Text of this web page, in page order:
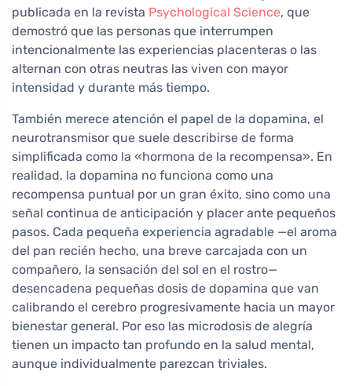
publicada en la revista Psychological Science, que
demostró que las personas que interrumpen
intencionalmente las experiencias placenteras o las
alternan con otras neutras las viven con mayor
intensidad y durante más tiempo.
También merece atención el papel de la dopamina, el
neurotransmisor que suele describirse de forma
simplificada como la «hormona de la recompensa». En
realidad, la dopamina no funciona como una
recompensa puntual por un gran éxito, sino como una
señal continua de anticipación y placer ante pequeños
pasos. Cada pequeña experiencia agradable —el aroma
del pan recién hecho, una breve carcajada con un
compañero, la sensación del sol en el rostro—
desencadena pequeñas dosis de dopamina que van
calibrando el cerebro progresivamente hacia un mayor
bienestar general. Por eso las microdosis de alegría
tienen un impacto tan profundo en la salud mental,
aunque individualmente parezcan triviales.